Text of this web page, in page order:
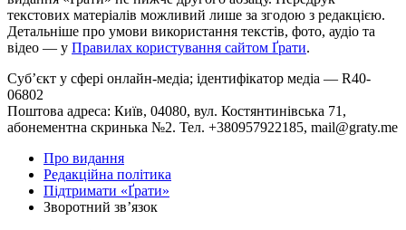
текстових матеріалів можливий лише за згодою з редакцією.
Детальніше про умови використання текстів, фото, аудіо та
відео — у Правилах користування сайтом Ґрати.
Суб’єкт у сфері онлайн-медіа; ідентифікатор медіа — R40-
06802
Поштова адреса: Київ, 04080, вул. Костянтинівська 71,
абонементна скринька №2. Тел. +380957922185, mail@graty.me
Про видання
Редакційна політика
Підтримати «Ґрати»
Зворотний звʼязок